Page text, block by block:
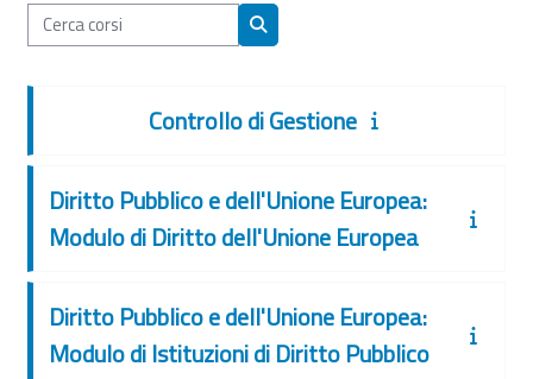
Cerca corsi
Cerca corsi
Controllo di Gestione
Diritto Pubblico e dell'Unione Europea:
Modulo di Diritto dell'Unione Europea
Diritto Pubblico e dell'Unione Europea:
Modulo di Istituzioni di Diritto Pubblico